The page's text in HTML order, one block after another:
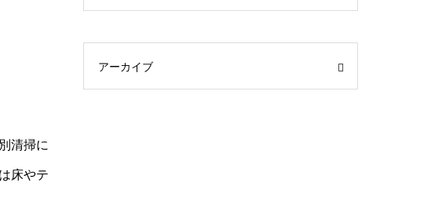
清掃に
床やテ
アーカイブ